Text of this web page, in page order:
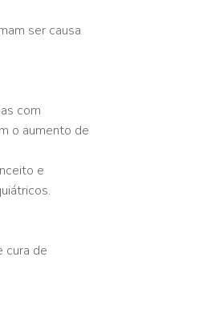
ser causa
com
o aumento de
e
cura de